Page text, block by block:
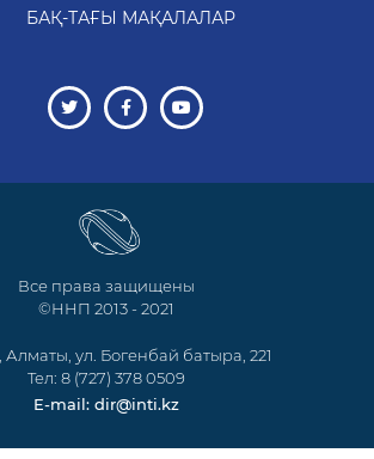
БАҚ-ТАҒЫ МАҚАЛАЛАР
Все права защищены
©ННП 2013 - 2021
Алматы, ул. Богенбай батыра, 221
Тел: 8 (727) 378 0509
E-mail: dir@inti.kz